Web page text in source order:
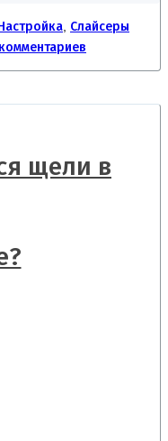
Слайсеры
щели в